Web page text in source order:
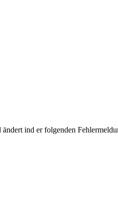
ind er folgenden